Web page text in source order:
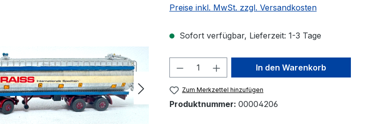
Preise inkl. MwSt. zzgl. Versandkosten
Sofort verfügbar, Lieferzeit: 1-3 Tage
Produkt Anzahl: Gib den
In den Warenkorb
Zum Merkzettel hinzufügen
Produktnummer: 00004206